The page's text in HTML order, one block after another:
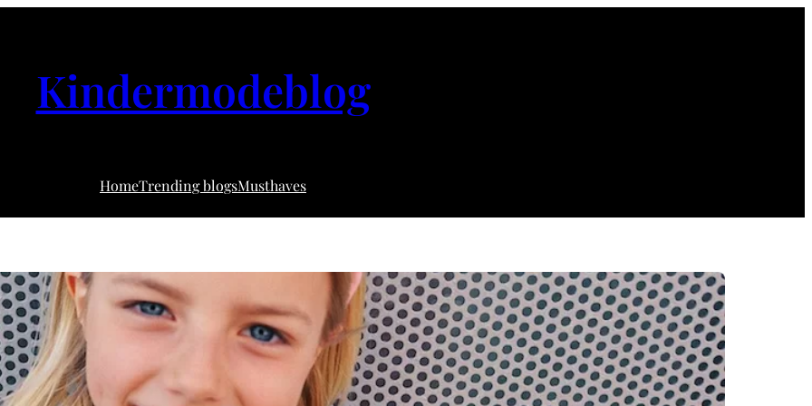
Kindermodeblog
HomeTrending blogsMusthaves